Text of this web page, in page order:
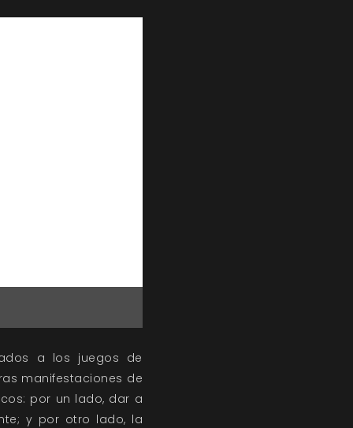
a los juegos de
manifestaciones de
por un lado, dar a
y por otro lado, la